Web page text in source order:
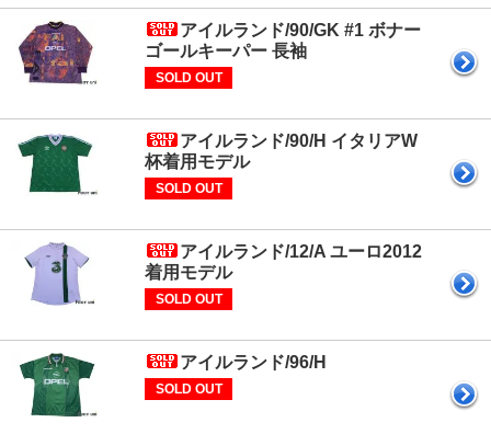
アイルランド/90/GK #1 ボナー
ゴールキーパー 長袖
SOLD OUT
アイルランド/90/H イタリアW
杯着用モデル
SOLD OUT
アイルランド/12/A ユーロ2012
着用モデル
SOLD OUT
アイルランド/96/H
SOLD OUT